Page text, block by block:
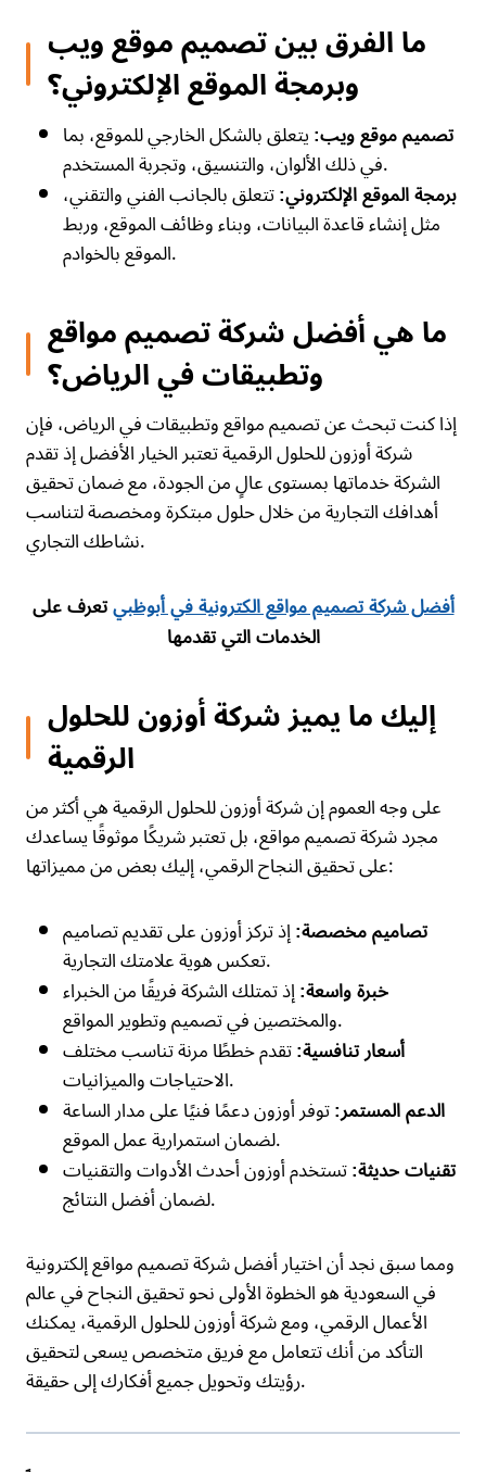
ما الفرق بين تصميم موقع ويب
وبرمجة الموقع الإلكتروني؟
تصميم موقع ويب: يتعلق بالشكل الخارجي للموقع، بما
في ذلك الألوان، والتنسيق، وتجربة المستخدم.
برمجة الموقع الإلكتروني: تتعلق بالجانب الفني والتقني،
مثل إنشاء قاعدة البيانات، وبناء وظائف الموقع، وربط
الموقع بالخوادم.
ما هي أفضل شركة تصميم مواقع
وتطبيقات في الرياض؟
إذا كنت تبحث عن تصميم مواقع وتطبيقات في الرياض، فإن
شركة أوزون للحلول الرقمية تعتبر الخيار الأفضل إذ تقدم
الشركة خدماتها بمستوى عالٍ من الجودة، مع ضمان تحقيق
أهدافك التجارية من خلال حلول مبتكرة ومخصصة لتناسب
نشاطك التجاري.
أفضل شركة تصميم مواقع الكترونية في أبوظبي تعرف على
الخدمات التي تقدمها
إليك ما يميز شركة أوزون للحلول
الرقمية
على وجه العموم إن شركة أوزون للحلول الرقمية هي أكثر من
مجرد شركة تصميم مواقع، بل تعتبر شريكًا موثوقًا يساعدك
على تحقيق النجاح الرقمي، إليك بعض من مميزاتها:
تصاميم مخصصة: إذ تركز أوزون على تقديم تصاميم
تعكس هوية علامتك التجارية.
خبرة واسعة: إذ تمتلك الشركة فريقًا من الخبراء
والمختصين في تصميم وتطوير المواقع.
أسعار تنافسية: تقدم خططًا مرنة تناسب مختلف
الاحتياجات والميزانيات.
الدعم المستمر: توفر أوزون دعمًا فنيًا على مدار الساعة
لضمان استمرارية عمل الموقع.
تقنيات حديثة: تستخدم أوزون أحدث الأدوات والتقنيات
لضمان أفضل النتائج.
ومما سبق نجد أن اختيار أفضل شركة تصميم مواقع إلكترونية
في السعودية هو الخطوة الأولى نحو تحقيق النجاح في عالم
الأعمال الرقمي، ومع شركة أوزون للحلول الرقمية، يمكنك
التأكد من أنك تتعامل مع فريق متخصص يسعى لتحقيق
رؤيتك وتحويل جميع أفكارك إلى حقيقة.